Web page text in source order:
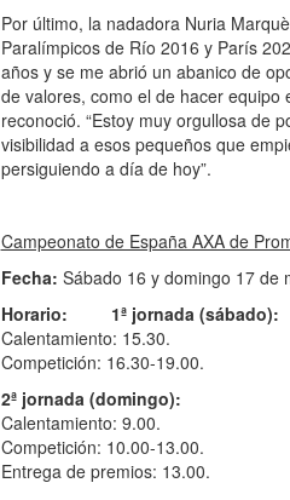
Por último, la nadadora Nuria
Paralímpicos de Río 2016 y París
años y se me abrió un abanico de
de valores, como el de hacer equipo
reconoció. “Estoy muy orgullosa de
visibilidad a esos pequeños que
persiguiendo a día de hoy”.
Campeonato de España AXA de
Fecha: Sábado 16 y domingo 17 de
Horario: 1ª jornada (sábado):
Calentamiento: 15.30.
Competición: 16.30-19.00.
2ª jornada (domingo):
Calentamiento: 9.00.
Competición: 10.00-13.00.
Entrega de premios: 13.00.